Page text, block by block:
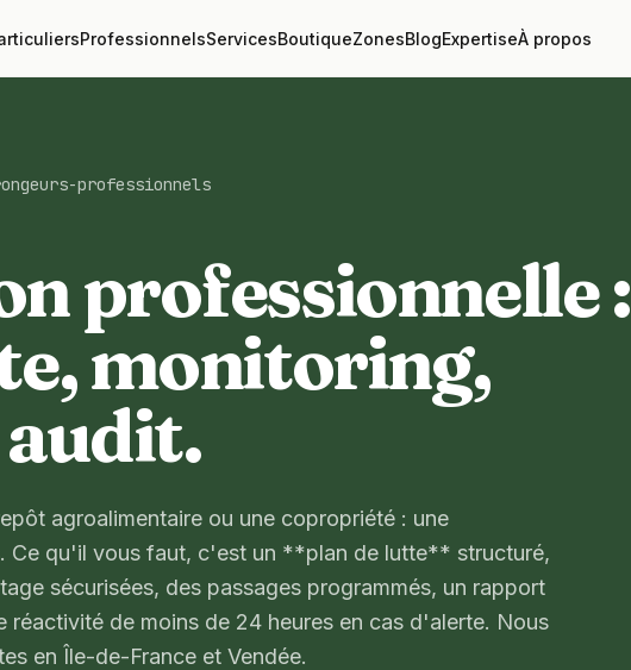
ProfessionnelsServicesBoutiqueZonesBlogExpertiseÀ propos
professionnels
professionnelle :
monitoring,
agroalimentaire ou une copropriété : une
Ce qu'il vous faut, c'est un **plan de lutte** structuré,
sécurisées, des passages programmés, un rapport
réactivité de moins de 24 heures en cas d'alerte. Nous
en Île-de-France et Vendée.